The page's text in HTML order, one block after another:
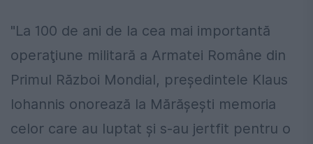
"La 100 de ani de la cea mai importantă
operaţiune militară a Armatei Române din
Primul Război Mondial, preşedintele Klaus
Iohannis onorează la Mărăşeşti memoria
celor care au luptat şi s-au jertfit pentru o